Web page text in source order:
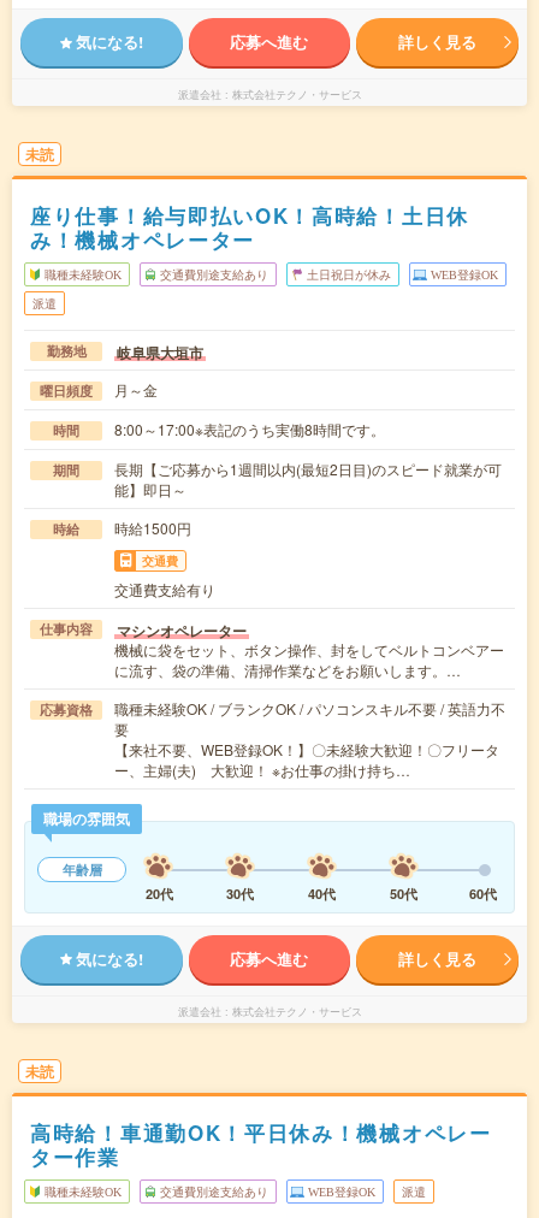
気になる! 応募へ進む 詳しく見る
派遣会社 株式会社テクノ・サービス
未読
座り仕事！給与即払いOK！高時給！土日休
み！機械オペレーター
職種未経験OK 交通費別途支給あり 土日祝日が休み WEB登録OK
派遣
勤務地 岐阜県大垣市
曜日頻度 月～金
時間 8:00～17:00※表記のうち実働8時間です。
期間
長期【ご応募から1週間以内(最短2日目)のスピード就業が可
能】即日～
時給 時給1500円
交通費
交通費支給有り
仕事内容 マシンオペレーター
機械に袋をセット、ボタン操作、封をしてベルトコンベアー
に流す、袋の準備、清掃作業などをお願いします。…
応募資格
職種未経験OK / ブランクOK / パソコンスキル不要 / 英語力不
要
【来社不要、WEB登録OK！】〇未経験大歓迎！〇フリータ
ー、主婦(夫) 大歓迎！ ※お仕事の掛け持ち…
職場の雰囲気
年齢層
20代
30代 40代 50代 60代
気になる! 応募へ進む 詳しく見る
派遣会社 株式会社テクノ・サービス
未読
高時給！車通勤OK！平日休み！機械オペレー
ター作業
職種未経験OK 交通費別途支給あり WEB登録OK 派遣